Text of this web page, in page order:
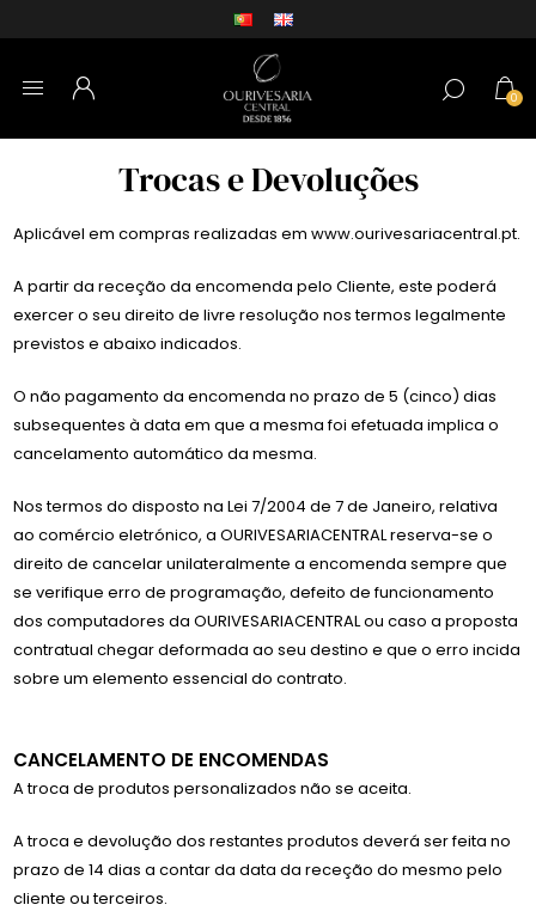
0
Trocas e Devoluções
Aplicável em compras realizadas em www.ourivesariacentral.pt.
A partir da receção da encomenda pelo Cliente, este poderá
exercer o seu direito de livre resolução nos termos legalmente
previstos e abaixo indicados.
O não pagamento da encomenda no prazo de 5 (cinco) dias
subsequentes à data em que a mesma foi efetuada implica o
cancelamento automático da mesma.
Nos termos do disposto na Lei 7/2004 de 7 de Janeiro, relativa
ao comércio eletrónico, a OURIVESARIACENTRAL reserva-se o
direito de cancelar unilateralmente a encomenda sempre que
se verifique erro de programação, defeito de funcionamento
dos computadores da OURIVESARIACENTRAL ou caso a proposta
contratual chegar deformada ao seu destino e que o erro incida
sobre um elemento essencial do contrato.
CANCELAMENTO DE ENCOMENDAS
A troca de produtos personalizados não se aceita.
A troca e devolução dos restantes produtos deverá ser feita no
prazo de 14 dias a contar da data da receção do mesmo pelo
cliente ou terceiros.